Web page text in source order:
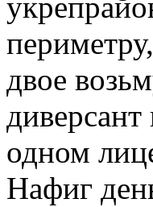
двое
одном
Нафиг